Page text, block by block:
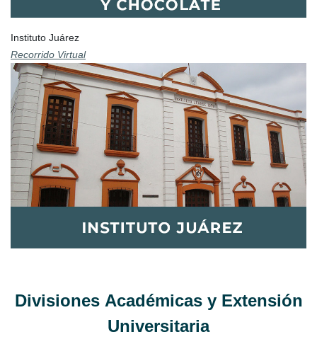
Instituto Juárez
Recorrido Virtual
Divisiones Académicas​ y Extensión
Universitaria